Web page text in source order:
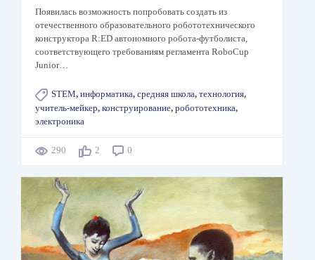
Появилась возможность попробовать создать из
отечественного образовательного робототехнического
конструктора R:ED автономного робота-футболиста,
соответствующего требованиям регламента RoboCup
Junior…
STEM, информатика, средняя школа, технология,
учитель-мейкер, конструирование, робототехника,
электроника
290 2 0